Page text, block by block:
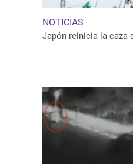
NOTICIAS
Japón reinicia la caza